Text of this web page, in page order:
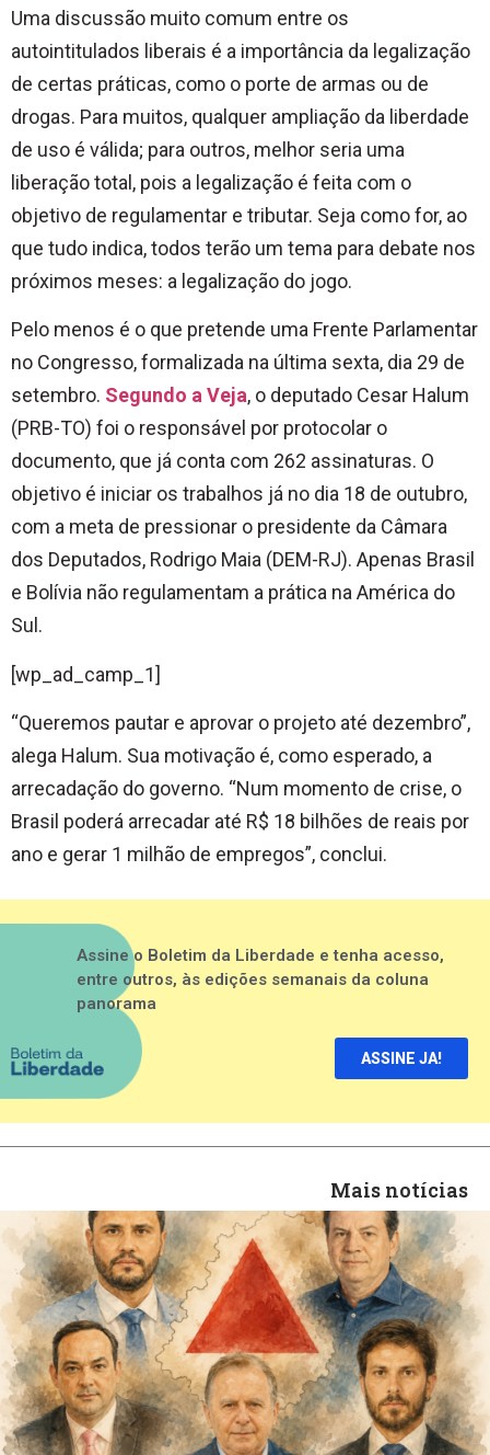
Uma discussão muito comum entre os
autointitulados liberais é a importância da legalização
de certas práticas, como o porte de armas ou de
drogas. Para muitos, qualquer ampliação da liberdade
de uso é válida; para outros, melhor seria uma
liberação total, pois a legalização é feita com o
objetivo de regulamentar e tributar. Seja como for, ao
que tudo indica, todos terão um tema para debate nos
próximos meses: a legalização do jogo.
Pelo menos é o que pretende uma Frente Parlamentar
no Congresso, formalizada na última sexta, dia 29 de
setembro. Segundo a Veja, o deputado Cesar Halum
(PRB-TO) foi o responsável por protocolar o
documento, que já conta com 262 assinaturas. O
objetivo é iniciar os trabalhos já no dia 18 de outubro,
com a meta de pressionar o presidente da Câmara
dos Deputados, Rodrigo Maia (DEM-RJ). Apenas Brasil
e Bolívia não regulamentam a prática na América do
Sul.
[wp_ad_camp_1]
“Queremos pautar e aprovar o projeto até dezembro”,
alega Halum. Sua motivação é, como esperado, a
arrecadação do governo. “Num momento de crise, o
Brasil poderá arrecadar até R$ 18 bilhões de reais por
ano e gerar 1 milhão de empregos”, conclui.
Assine o Boletim da Liberdade e tenha acesso,
entre outros, às edições semanais da coluna
panorama
ASSINE JA!
Mais notícias